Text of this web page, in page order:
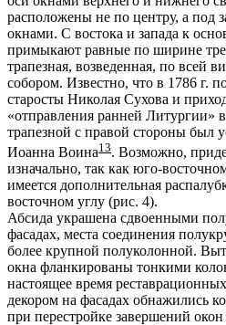
расположены не по центру, а под
окнами. С востока и запада к
примыкают равные по ширине
трапезная, возведенная, по всей
собором. Известно, что в 1786 г.
старосты Николая Сухова и
«отправления ранней Литургии»
трапезной с правой стороны был
Иоанна Воина13. Возможно,
изначально, так как юго-
имеется дополнительная
восточном углу (рис. 4).
Абсида украшена сдвоенными
фасадах, места соединения
более крупной полуколонной.
окна фланкированы тонкими
настоящее время
декором на фасадах обнажились
при перестройке завершений